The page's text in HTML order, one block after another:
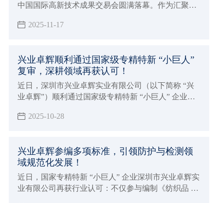
中国国际高新技术成果交易会圆满落幕。作为汇聚全
司携多款新品与专业解决方案精彩亮相，向业界充分
2025-11-17
兴业卓辉顺利通过国家级专精特新 “小巨人”
复审，深耕领域再获认可！
近日，深圳市兴业卓辉实业有限公司（以下简称 “兴
业卓辉”）顺利通过国家级专精特新 “小巨人” 企业复
创新能力及高质量发展成果的再次权威认可。
2025-10-28
兴业卓辉参编多项标准，引领防护与检测领
域规范化发展！
近日，国家专精特新 “小巨人” 企业深圳市兴业卓辉实
业有限公司再获行业认可：不仅参与编制《纺织品 纤